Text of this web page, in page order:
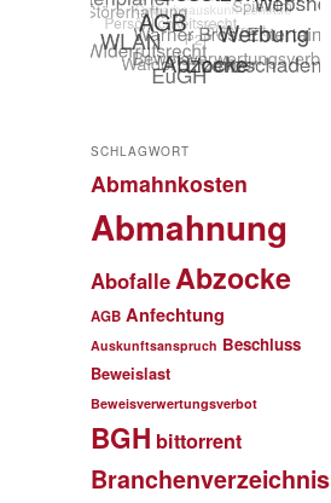
SCHLAGWORT
Abmahnkosten
Abmahnung
AbofalleAbzocke
AGB Anfechtung
Auskunftsanspruch Beschluss
Beweislast
Beweisverwertungsverbot
BGH bittorrent
Branchenverzeichnis